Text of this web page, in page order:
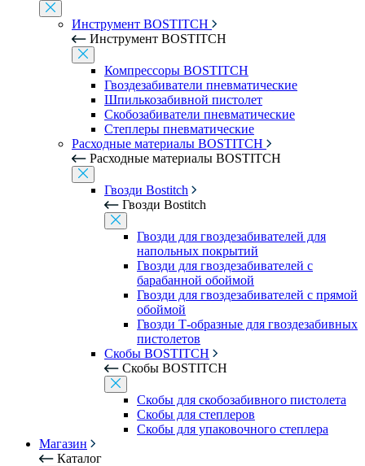
Инструмент BOSTITCH
Инструмент BOSTITCH
Компрессоры BOSTITCH
Гвоздезабиватели пневматические
Шпилькозабивной пистолет
Скобозабиватели пневматические
Степлеры пневматические
Расходные материалы BOSTITCH
Расходные материалы BOSTITCH
Гвозди Bostitch
Гвозди Bostitch
Гвозди для гвоздезабивателей для
напольных покрытий
Гвозди для гвоздезабивателей с
барабанной обоймой
Гвозди для гвоздезабивателей с прямой
обоймой
Гвозди Т-образные для гвоздезабивных
пистолетов
Скобы BOSTITCH
Скобы BOSTITCH
Скобы для скобозабивного пистолета
Скобы для степлеров
Скобы для упаковочного степлера
Магазин
Каталог